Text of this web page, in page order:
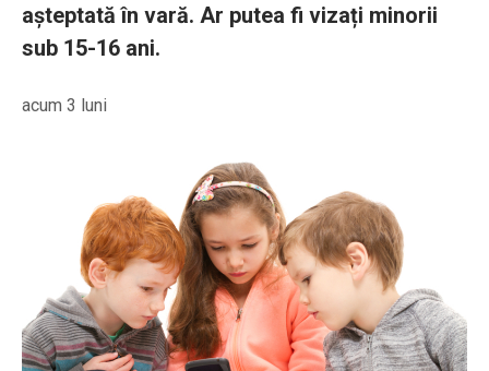
așteptată în vară. Ar putea fi vizați minorii
sub 15-16 ani.
acum 3 luni